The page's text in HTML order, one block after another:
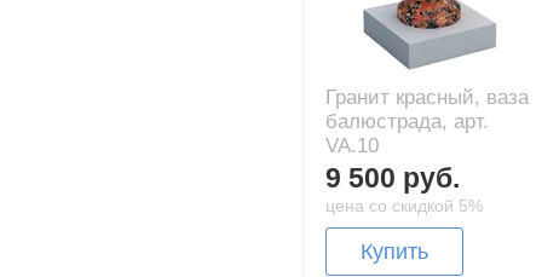
Гранит красный, ваза
балюстрада, арт.
VA.10
9 500 руб.
цена со скидкой 5%
Купить